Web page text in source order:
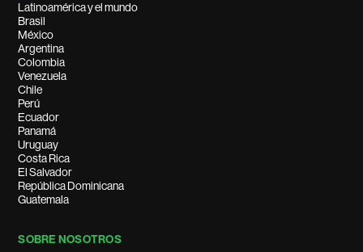
Latinoamérica y el mundo
Brasil
México
Argentina
Colombia
Venezuela
Chile
Perú
Ecuador
Panamá
Uruguay
Costa Rica
El Salvador
República Dominicana
Guatemala
SOBRE NOSOTROS